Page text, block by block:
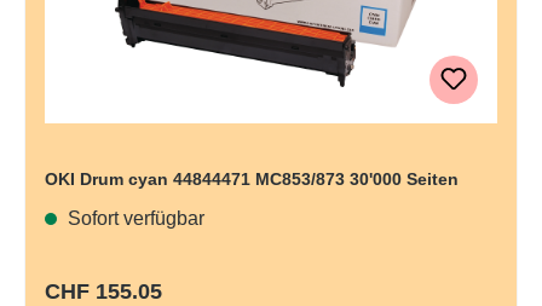
OKI Drum cyan 44844471 MC853/873 30'000 Seiten
Sofort verfügbar
Regulärer Preis:
CHF 155.05